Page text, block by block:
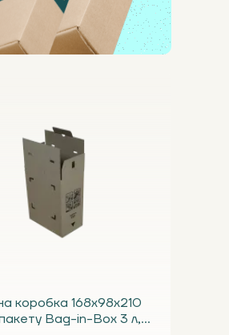
коробка 168х98х210
Bag-in-Box 3 л,